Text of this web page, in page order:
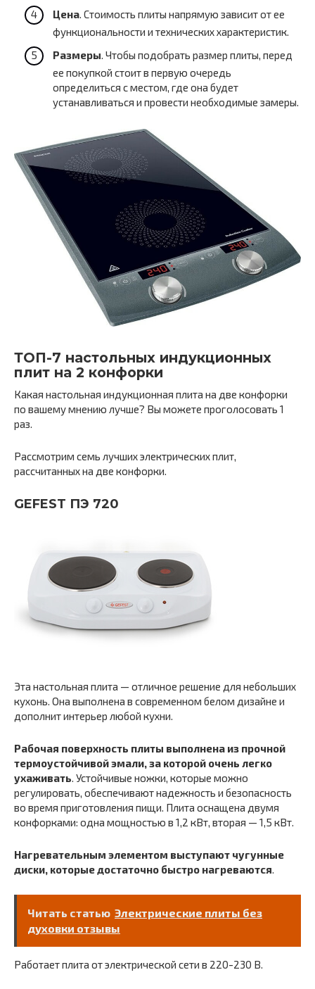
Цена. Стоимость плиты напрямую зависит от ее
функциональности и технических характеристик.
Размеры. Чтобы подобрать размер плиты, перед
ее покупкой стоит в первую очередь
определиться с местом, где она будет
устанавливаться и провести необходимые замеры.
ТОП-7 настольных индукционных
плит на 2 конфорки
Какая настольная индукционная плита на две конфорки
по вашему мнению лучше? Вы можете проголосовать 1
раз.
Рассмотрим семь лучших электрических плит,
рассчитанных на две конфорки.
GEFEST ПЭ 720
Эта настольная плита — отличное решение для небольших
кухонь. Она выполнена в современном белом дизайне и
дополнит интерьер любой кухни.
Рабочая поверхность плиты выполнена из прочной
термоустойчивой эмали, за которой очень легко
ухаживать. Устойчивые ножки, которые можно
регулировать, обеспечивают надежность и безопасность
во время приготовления пищи. Плита оснащена двумя
конфорками: одна мощностью в 1,2 кВт, вторая — 1,5 кВт.
Нагревательным элементом выступают чугунные
диски, которые достаточно быстро нагреваются.
Читать статью Электрические плиты без
духовки отзывы
Работает плита от электрической сети в 220-230 В.